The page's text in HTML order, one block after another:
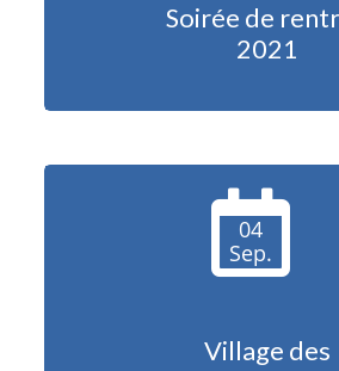
Soirée de
2021
04
Sep.
Village des